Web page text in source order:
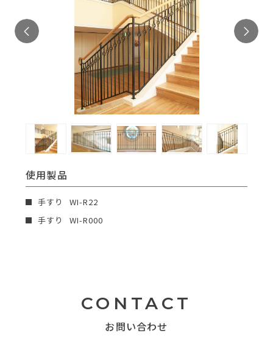
Previous
使用製品
手すり
WI-R22
手すり
WI-R000
CONTACT
お問い合わせ